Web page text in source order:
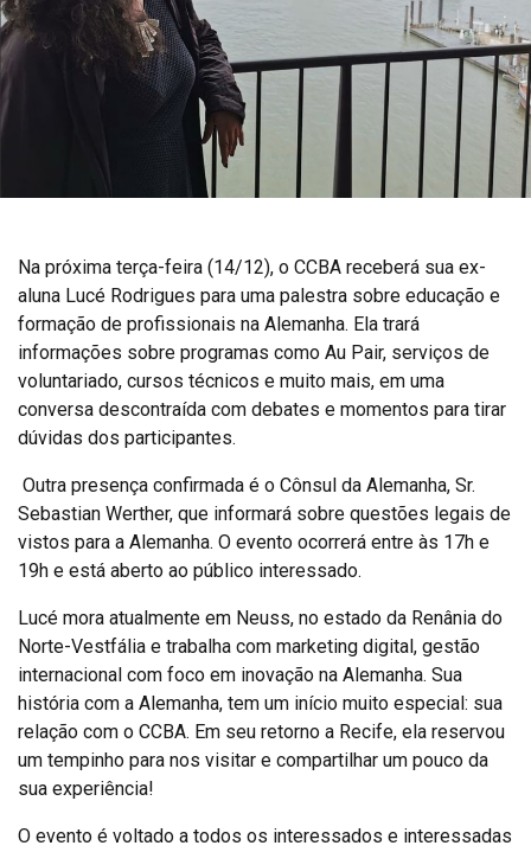
Na próxima terça-feira (14/12), o CCBA receberá sua ex-
aluna Lucé Rodrigues para uma palestra sobre educação e
formação de profissionais na Alemanha. Ela trará
informações sobre programas como Au Pair, serviços de
voluntariado, cursos técnicos e muito mais, em uma
conversa descontraída com debates e momentos para tirar
dúvidas dos participantes.
Outra presença confirmada é o Cônsul da Alemanha, Sr.
Sebastian Werther, que informará sobre questões legais de
vistos para a Alemanha. O evento ocorrerá entre às 17h e
19h e está aberto ao público interessado.
Lucé mora atualmente em Neuss, no estado da Renânia do
Norte-Vestfália e trabalha com marketing digital, gestão
internacional com foco em inovação na Alemanha. Sua
história com a Alemanha, tem um início muito especial: sua
relação com o CCBA. Em seu retorno a Recife, ela reservou
um tempinho para nos visitar e compartilhar um pouco da
sua experiência!
O evento é voltado a todos os interessados e interessadas